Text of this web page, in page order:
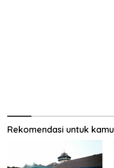
Rekomendasi untuk kamu